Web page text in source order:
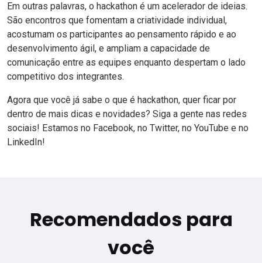
Em outras palavras, o hackathon é um acelerador de ideias.
São encontros que fomentam a criatividade individual,
acostumam os participantes ao pensamento rápido e ao
desenvolvimento ágil, e ampliam a capacidade de
comunicação entre as equipes enquanto despertam o lado
competitivo dos integrantes.
Agora que você já sabe o que é hackathon, quer ficar por
dentro de mais dicas e novidades? Siga a gente nas redes
sociais! Estamos no Facebook, no Twitter, no YouTube e no
LinkedIn!
Recomendados para
você